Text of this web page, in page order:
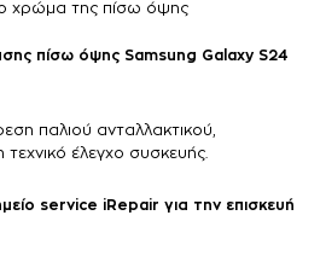
χρώμα της πίσω όψης
πίσω όψης Samsung Galaxy S24
παλιού ανταλλακτικού,
έλεγχο συσκευής.
service iRepair για την επισκευή